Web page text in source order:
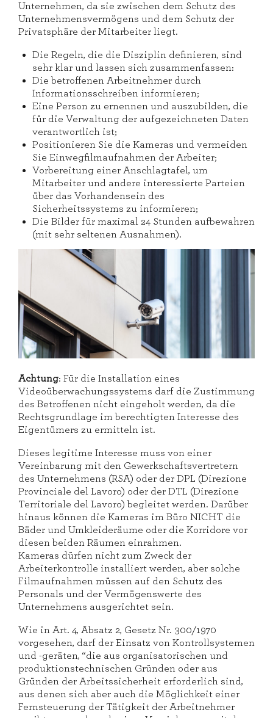
Unternehmen, da sie zwischen dem Schutz des
Unternehmensvermögens und dem Schutz der
Privatsphäre der Mitarbeiter liegt.
Die Regeln, die die Disziplin definieren, sind
sehr klar und lassen sich zusammenfassen:
Die betroffenen Arbeitnehmer durch
Informationsschreiben informieren;
Eine Person zu ernennen und auszubilden, die
für die Verwaltung der aufgezeichneten Daten
verantwortlich ist;
Positionieren Sie die Kameras und vermeiden
Sie Einwegfilmaufnahmen der Arbeiter;
Vorbereitung einer Anschlagtafel, um
Mitarbeiter und andere interessierte Parteien
über das Vorhandensein des
Sicherheitssystems zu informieren;
Die Bilder für maximal 24 Stunden aufbewahren
(mit sehr seltenen Ausnahmen).
Achtung: Für die Installation eines
Videoüberwachungssystems darf die Zustimmung
des Betroffenen nicht eingeholt werden, da die
Rechtsgrundlage im berechtigten Interesse des
Eigentümers zu ermitteln ist.
Dieses legitime Interesse muss von einer
Vereinbarung mit den Gewerkschaftsvertretern
des Unternehmens (RSA) oder der DPL (Direzione
Provinciale del Lavoro) oder der DTL (Direzione
Territoriale del Lavoro) begleitet werden. Darüber
hinaus können die Kameras im Büro NICHT die
Bäder und Umkleideräume oder die Korridore vor
diesen beiden Räumen einrahmen.
Kameras dürfen nicht zum Zweck der
Arbeiterkontrolle installiert werden, aber solche
Filmaufnahmen müssen auf den Schutz des
Personals und der Vermögenswerte des
Unternehmens ausgerichtet sein.
Wie in Art. 4, Absatz 2, Gesetz Nr. 300/1970
vorgesehen, darf der Einsatz von Kontrollsystemen
und -geräten, “die aus organisatorischen und
produktionstechnischen Gründen oder aus
Gründen der Arbeitssicherheit erforderlich sind,
aus denen sich aber auch die Möglichkeit einer
Fernsteuerung der Tätigkeit der Arbeitnehmer